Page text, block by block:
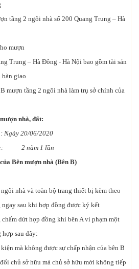
tầng 2 ngôi nhà số 200 Quang Trung – Hà
mượn
Trung – Hà Đông - Hà Nội bao gồm tài sản
bàn giao
mượn tầng 2 ngôi nhà làm trụ sở chính của
nhà, đất:
Ngày 20/06/2020
2 năm 1 lần
Bên mượn nhà (Bên B)
nhà và toàn bộ trang thiết bị kèm theo
ngay sau khi hợp đồng được ký kết
dứt hợp đồng khi bên A vi phạm một
sau đây:
mà không được sự chấp nhận của bên B
chủ sở hữu mà chủ sở hữu mới không tiếp